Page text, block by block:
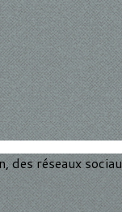
des réseaux